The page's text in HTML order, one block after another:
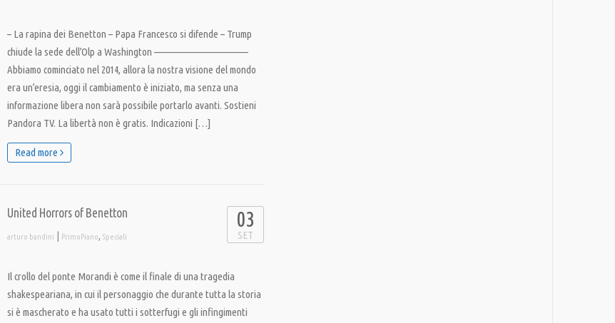
– La rapina dei Benetton – Papa Francesco si difende – Trump
chiude la sede dell’Olp a Washington ————————————
Abbiamo cominciato nel 2014, allora la nostra visione del mondo
era un’eresia, oggi il cambiamento è iniziato, ma senza una
informazione libera non sarà possibile portarlo avanti. Sostieni
Pandora TV. La libertà non è gratis. Indicazioni […]
Read more
United Horrors of Benetton
arturo bandini | PrimoPiano, Speciali
03
SET
Il crollo del ponte Morandi è come il finale di una tragedia
shakespeariana, in cui il personaggio che durante tutta la storia
si è mascherato e ha usato tutti i sotterfugi e gli infingimenti